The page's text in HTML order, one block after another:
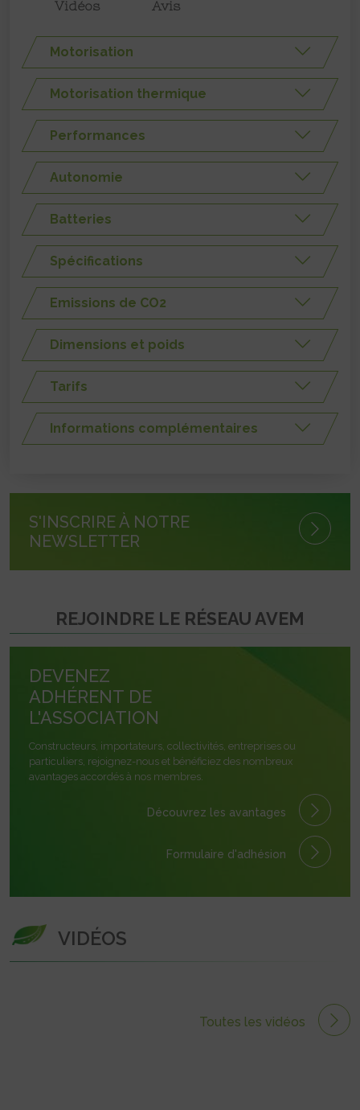
Vidéos Avis
Motorisation
Motorisation thermique
Performances
Autonomie
Batteries
Spécifications
Emissions de CO2
Dimensions et poids
Tarifs
Informations complémentaires
S'INSCRIRE À NOTRE
NEWSLETTER
REJOINDRE LE RÉSEAU AVEM
DEVENEZ
ADHÉRENT DE
L'ASSOCIATION
Constructeurs, importateurs, collectivités, entreprises ou
particuliers, rejoignez-nous et bénéficiez des nombreux
avantages accordés à nos membres.
Découvrez les avantages
Formulaire d'adhésion
VIDÉOS
Toutes les vidéos